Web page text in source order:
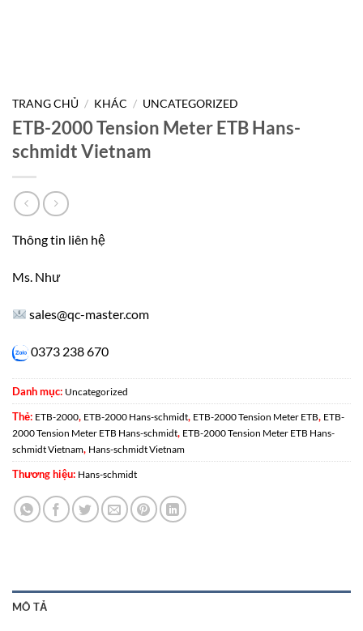
TRANG CHỦ / KHÁC / UNCATEGORIZED
ETB-2000 Tension Meter ETB Hans-
schmidt Vietnam
Thông tin liên hệ
Ms. Như
sales@qc-master.com
0373 238 670
Danh mục: Uncategorized
Thẻ: ETB-2000, ETB-2000 Hans-schmidt, ETB-2000 Tension Meter ETB, ETB-
2000 Tension Meter ETB Hans-schmidt, ETB-2000 Tension Meter ETB Hans-
schmidt Vietnam, Hans-schmidt Vietnam
Thương hiệu: Hans-schmidt
MÔ TẢ